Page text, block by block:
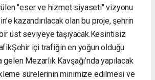
"eser ve hizmet siyaseti" vizyonu
kazandırılacak olan bu proje, şehrin
üst seviyeye taşıyacak. ​Kesintisiz
​Şehir içi trafiğin en yoğun olduğu
Mezarlık Kavşağı’nda yapılacak
sürelerinin minimize edilmesi ve